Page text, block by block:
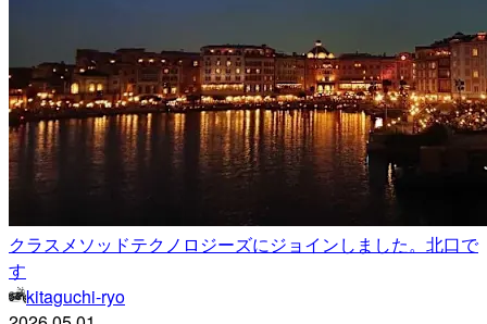
クラスメソッドテクノロジーズにジョインしました。北口で
す
kitaguchi-ryo